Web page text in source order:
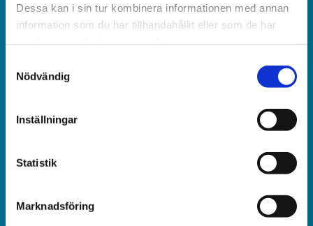
Dessa kan i sin tur kombinera informationen med annan
information som du har tillhandahållit eller som de har
Nödvändig
Inställningar
Statistik
Marknadsföring
© Världen idag AB
Växel:
(kl 10–12, 14–16)
Kundservice:
018-430 40 50
kundtjanst@varldenidag.se
Redaktionen: